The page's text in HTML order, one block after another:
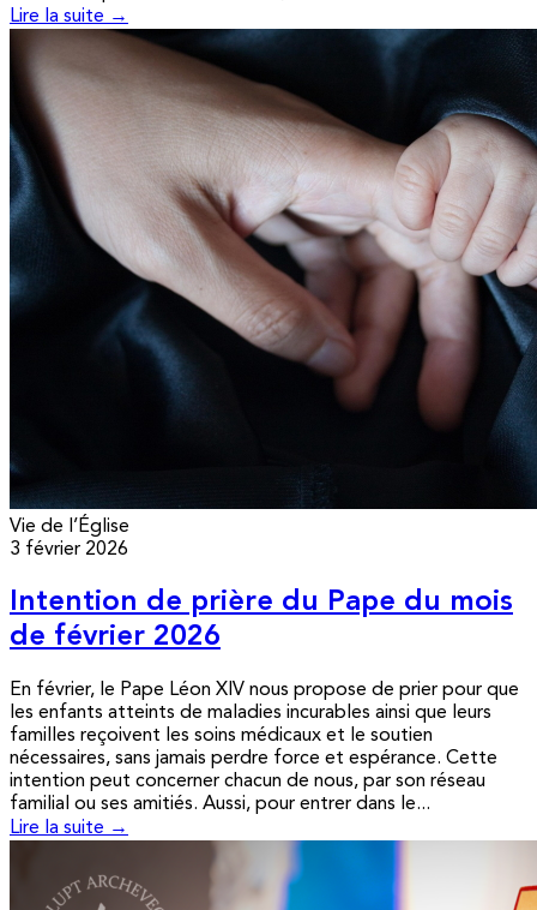
Lire la suite →
Vie de l’Église
3 février 2026
Intention de prière du Pape du mois
de février 2026
En février, le Pape Léon XIV nous propose de prier pour que
les enfants atteints de maladies incurables ainsi que leurs
familles reçoivent les soins médicaux et le soutien
nécessaires, sans jamais perdre force et espérance. Cette
intention peut concerner chacun de nous, par son réseau
familial ou ses amitiés. Aussi, pour entrer dans le...
Lire la suite →